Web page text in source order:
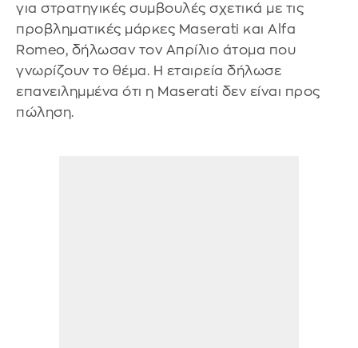
για στρατηγικές συμβουλές σχετικά με τις
προβληματικές μάρκες Maserati και Alfa
Romeo, δήλωσαν τον Απρίλιο άτομα που
γνωρίζουν το θέμα. Η εταιρεία δήλωσε
επανειλημμένα ότι η Maserati δεν είναι προς
πώληση.